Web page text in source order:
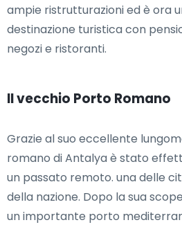
ampie ristrutturazioni ed è ora
destinazione turistica con
negozi e ristoranti.
Il vecchio Porto Romano
Grazie al suo eccellente
romano di Antalya è stato
un passato remoto. una delle
della nazione. Dopo la sua
un importante porto